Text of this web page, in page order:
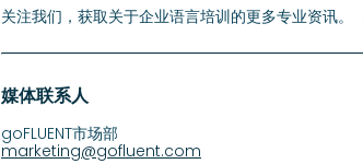
关注我们，获取关于企业语言培训的更多专业资讯。
媒体联系人
goFLUENT市场部
marketing@gofluent.com